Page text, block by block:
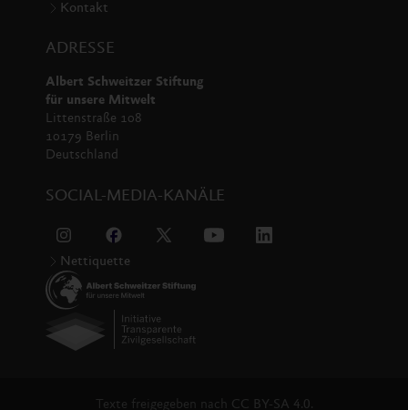
Kontakt
ADRESSE
Albert Schweitzer Stiftung
für unsere Mitwelt
Littenstraße 108
10179 Berlin
Deutschland
SOCIAL-MEDIA-KANÄLE
Nettiquette
Texte freigegeben nach CC BY-SA 4.0.